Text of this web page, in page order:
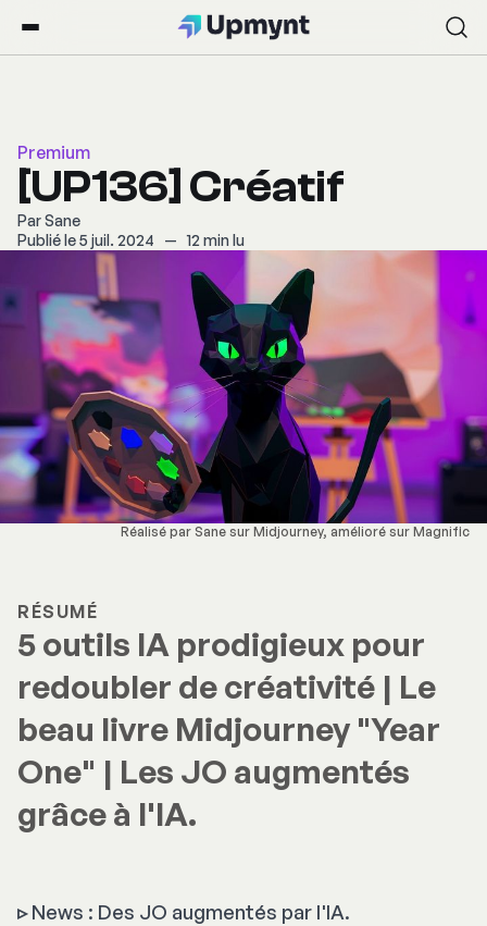
Premium
[UP136] Créatif
ParSane
Publié le 5 juil. 2024
— 12 min lu
Réalisé par Sane sur Midjourney, amélioré sur Magnific
RÉSUMÉ
5 outils IA prodigieux pour
redoubler de créativité | Le
beau livre Midjourney "Year
One" | Les JO augmentés
grâce à l'IA.
▹News : Des JO augmentés par l'IA.